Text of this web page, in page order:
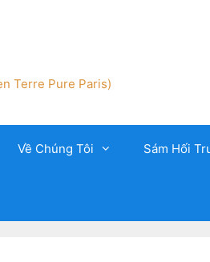
Terre Pure Paris)
Về Chúng Tôi Sám Hối